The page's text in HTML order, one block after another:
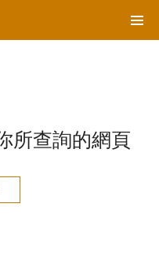
所查詢的網頁